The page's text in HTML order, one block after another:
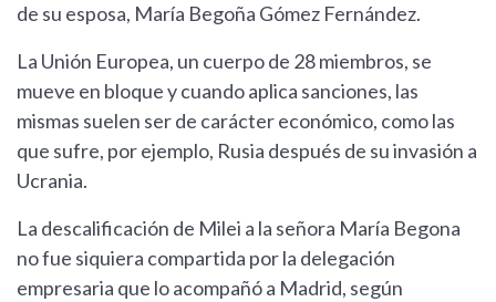
de su esposa, María Begoña Gómez Fernández.
La Unión Europea, un cuerpo de 28 miembros, se
mueve en bloque y cuando aplica sanciones, las
mismas suelen ser de carácter económico, como las
que sufre, por ejemplo, Rusia después de su invasión a
Ucrania.
La descalificación de Milei a la señora María Begona
no fue siquiera compartida por la delegación
empresaria que lo acompañó a Madrid, según